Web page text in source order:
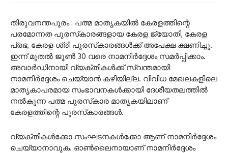
തിരുവനന്തപുരം : പത്മ മാതൃകയില്‍ കേരളത്തിന്റെ
പരമോന്നത പുരസ്‌കാരങ്ങളായ കേരള ജ്യോതി, കേരള
പ്രഭ, കേരള ശ്രീ പുരസ്‌കാരങ്ങള്‍ക്ക് അപേക്ഷ ക്ഷണിച്ചു.
ഇന്ന് മുതല്‍ ജൂണ്‍ 30 വരെ നാമനിര്‍ദ്ദേശം സമര്‍പ്പിക്കാം.
അവാര്‍ഡിനായി വ്യക്തികള്‍ക്ക് സ്വന്തമായി
നാമനിര്‍ദ്ദേശം ചെയ്യാന്‍ കഴിയില്ല. വിവിധ മേഖലകളിലെ
മാതൃകാപരമായ സംഭാവനകള്‍ക്കായി ദേശീയതലത്തില്‍
നല്‍കുന്ന പത്മ പുരസ്‌കാര മാതൃകയിലാണ്
കേരളത്തിന്റെ പുരസ്‌കാരങ്ങള്‍.
വ്യക്തികള്‍ക്കോ സംഘടനകള്‍ക്കോ ആണ് നാമനിര്‍ദ്ദേശം
ചെയ്യാനാവുക. ഓണ്‍ലൈനായാണ് നാമനിര്‍ദ്ദേശം